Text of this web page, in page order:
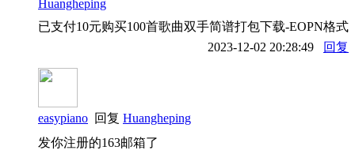
Huangheping
已支付10元购买100首歌曲双手简谱打包下载-EOPN格式
2023-12-02 20:28:49
回复
easypiano 回复 Huangheping
发你注册的163邮箱了